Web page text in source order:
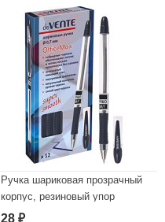
Ручка шариковая прозрачный
корпус, резиновый упор
(deVENTE) Офисный
28 ₽